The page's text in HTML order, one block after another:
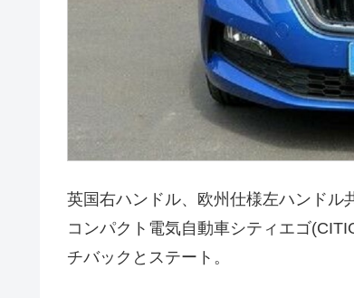
英国右ハンドル、欧州仕様左ハンドル
コンパクト電気自動車シティエゴ
チバックとステート。